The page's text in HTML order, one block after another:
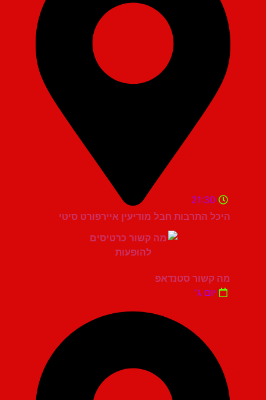
היכל התרבות חבל מודיעין איירפורט סיטי
21:30
מה קשור סטנדאפ
יום ג'